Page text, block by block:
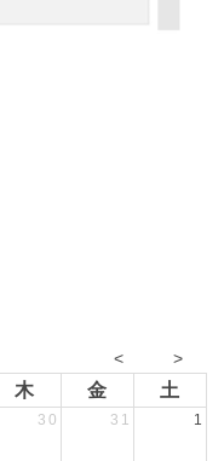
< >
木 金 土
30 31 1